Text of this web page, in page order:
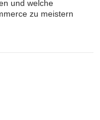
und welche
zu meistern